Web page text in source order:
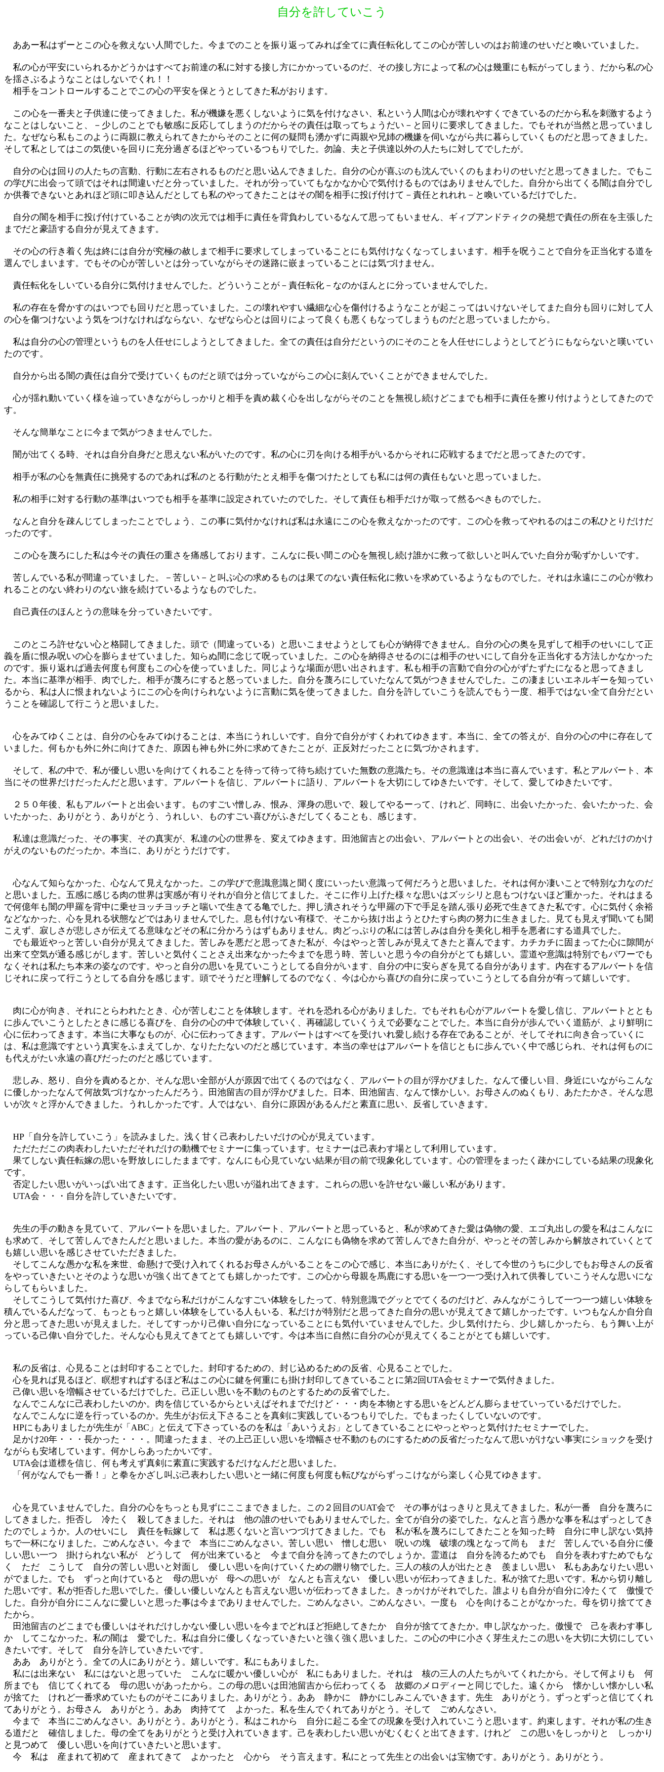
自分を許していこう
ああー私はずーとこの心を救えない人間でした。今までのことを振り返ってみれば全てに責任転化してこの心が苦しいのはお前達のせいだと喚いていました。
私の心が平安にいられるかどうかはすべてお前達の私に対する接し方にかかっているのだ、その接し方によって私の心は幾重にも転がってしまう、だから私の心
を揺さぶるようなことはしないでくれ！！
相手をコントロールすることでこの心の平安を保とうとしてきた私がおります。
この心を一番夫と子供達に使ってきました。私が機嫌を悪くしないように気を付けなさい、私という人間は心が壊れやすくできているのだから私を刺激するよう
なことはしないこと、－少しのことでも敏感に反応してしまうのだからその責任は取ってちょうだい－と回りに要求してきました。でもそれが当然と思っていまし
た。なぜなら私もこのように両親に教えられてきたからそのことに何の疑問も湧かずに両親や兄姉の機嫌を伺いながら共に暮らしていくものだと思ってきました。
そして私としてはこの気使いを回りに充分過ぎるほどやっているつもりでした。勿論、夫と子供達以外の人たちに対してでしたが。
自分の心は回りの人たちの言動、行動に左右されるものだと思い込んできました。自分の心が喜ぶのも沈んでいくのもまわりのせいだと思ってきました。でもこ
の学びに出会って頭ではそれは間違いだと分っていました。それが分っていてもなかなか心で気付けるものではありませんでした。自分から出てくる闇は自分でし
か供養できないとあれほど頭に叩き込んだとしても私のやってきたことはその闇を相手に投げ付けて－責任とれれれ－と喚いているだけでした。
自分の闇を相手に投げ付けていることが肉の次元では相手に責任を背負わしているなんて思ってもいません、ギィブアンドティクの発想で責任の所在を主張した
までだと豪語する自分が見えてきます。
その心の行き着く先は終には自分が究極の赦しまで相手に要求してしまっていることにも気付けなくなってしまいます。相手を呪うことで自分を正当化する道を
選んでしまいます。でもその心が苦しいとは分っていながらその迷路に嵌まっていることには気づけません。
責任転化をしいている自分に気付けませんでした。どういうことが－責任転化－なのかほんとに分っていませんでした。
私の存在を脅かすのはいつでも回りだと思っていました。この壊れやすい繊細な心を傷付けるようなことが起こってはいけないそしてまた自分も回りに対して人
の心を傷つけないよう気をつけなければならない、なぜなら心とは回りによって良くも悪くもなってしまうものだと思っていましたから。
私は自分の心の管理というものを人任せにしようとしてきました。全ての責任は自分だというのにそのことを人任せにしようとしてどうにもならないと嘆いてい
たのです。
自分から出る闇の責任は自分で受けていくものだと頭では分っていながらこの心に刻んでいくことができませんでした。
心が揺れ動いていく様を辿っていきながらしっかりと相手を責め裁く心を出しながらそのことを無視し続けどこまでも相手に責任を擦り付けようとしてきたので
す。
そんな簡単なことに今まで気がつきませんでした。
闇が出てくる時、それは自分自身だと思えない私がいたのです。私の心に刃を向ける相手がいるからそれに応戦するまでだと思ってきたのです。
相手が私の心を無責任に挑発するのであれば私のとる行動がたとえ相手を傷つけたとしても私には何の責任もないと思っていました。
私の相手に対する行動の基準はいつでも相手を基準に設定されていたのでした。そして責任も相手だけが取って然るべきものでした。
なんと自分を疎んじてしまったことでしょう、この事に気付かなければ私は永遠にこの心を救えなかったのです。この心を救ってやれるのはこの私ひとりだけだ
ったのです。
この心を蔑ろにした私は今その責任の重さを痛感しております。こんなに長い間この心を無視し続け誰かに救って欲しいと叫んでいた自分が恥ずかしいです。
苦しんでいる私が間違っていました。－苦しい－と叫ぶ心の求めるものは果てのない責任転化に救いを求めているようなものでした。それは永遠にこの心が救わ
れることのない終わりのない旅を続けているようなものでした。
自己責任のほんとうの意味を分っていきたいです。
このところ許せない心と格闘してきました。頭で（間違っている）と思いこませようとしても心が納得できません。自分の心の奥を見ずして相手のせいにして正
義を盾に恨み呪いの心を膨らませていました。知らぬ間に念じて呪っていました。この心を納得させるのには相手のせいにして自分を正当化する方法しかなかった
のです。振り返れば過去何度も何度もこの心を使っていました。同じような場面が思い出されます。私も相手の言動で自分の心がずたずたになると思ってきまし
た。本当に基準が相手、肉でした。相手が蔑ろにすると怒っていました。自分を蔑ろにしていたなんて気がつきませんでした。この凄まじいエネルギーを知ってい
るから、私は人に恨まれないようにこの心を向けられないように言動に気を使ってきました。自分を許していこうを読んでもう一度、相手ではない全て自分だとい
うことを確認して行こうと思いました。
心をみてゆくことは、自分の心をみてゆけることは、本当にうれしいです。自分で自分がすくわれてゆきます。本当に、全ての答えが、自分の心の中に存在して
いました。何もかも外に外に向けてきた、原因も神も外に外に求めてきたことが、正反対だったことに気づかされます。
そして、私の中で、私が優しい思いを向けてくれることを待って待って待ち続けていた無数の意識たち。その意識達は本当に喜んでいます。私とアルバート、本
当にその世界だけだったんだと思います。アルバートを信じ、アルバートに語り、アルバートを大切にしてゆきたいです。そして、愛してゆきたいです。
２５０年後、私もアルバートと出会います。ものすごい憎しみ、恨み、渾身の思いで、殺してやるーって、けれど、同時に、出会いたかった、会いたかった、会
いたかった、ありがとう、ありがとう、うれしい、ものすごい喜びがふきだしてくることも、感じます。
私達は意識だった、その事実、その真実が、私達の心の世界を、変えてゆきます。田池留吉との出会い、アルバートとの出会い、その出会いが、どれだけのかけ
がえのないものだったか。本当に、ありがとうだけです。
心なんて知らなかった、心なんて見えなかった。この学びで意識意識と聞く度にいったい意識って何だろうと思いました。それは何か凄いことで特別な力なのだ
と思いました。五感に感じる肉の世界は実感が有りそれが自分と信じてました。そこに作り上げた様々な思いはズッシリと息もつけないほど重かった。それはまる
で何億年も闇の甲羅を背中に乗せヨッチヨッチと喘いで生きてる亀でした。押し潰されそうな甲羅の下で手足を踏ん張り必死で生きてきた私です。心に気付く余裕
などなかった、心を見れる状態などではありませんでした。息も付けない有様で、そこから抜け出ようとひたすら肉の努力に生きました。見ても見えず聞いても聞
こえず、寂しさが悲しさが伝えてる意味などその私に分かろうはずもありません。肉どっぷりの私には苦しみは自分を美化し相手を悪者にする道具でした。
でも最近やっと苦しい自分が見えてきました。苦しみを悪だと思ってきた私が、今はやっと苦しみが見えてきたと喜んでます。カチカチに固まってた心に隙間が
出来て空気が通る感じがします。苦しいと気付くことさえ出来なかった今までを思う時、苦しいと思う今の自分がとても嬉しい。霊道や意識は特別でもパワーでも
なくそれは私たち本来の姿なのです。やっと自分の思いを見ていこうとしてる自分がいます、自分の中に安らぎを見てる自分があります。内在するアルバートを信
じそれに戻って行こうとしてる自分を感じます。頭でそうだと理解してるのでなく、今は心から喜びの自分に戻っていこうとしてる自分が有って嬉しいです。
肉に心が向き、それにとらわれたとき、心が苦しむことを体験します。それを恐れる心がありました。でもそれも心がアルバートを愛し信じ、アルバートととも
に歩んでいこうとしたときに感じる喜びを、自分の心の中で体験していく、再確認していくうえで必要なことでした。本当に自分が歩んでいく道筋が、より鮮明に
心に伝わってきます。本当に大事なものが、心に伝わってきます。アルバートはすべてを受けいれ愛し続ける存在であることが、そしてそれに向き合っていくに
は、私は意識ですという真実をふまえてしか、なりたたないのだと感じています。本当の幸せはアルバートを信じともに歩んでいく中で感じられ、それは何ものに
も代えがたい永遠の喜びだったのだと感じています。
悲しみ、怒り、自分を責めるとか、そんな思い全部が人が原因で出てくるのではなく、アルバートの目が浮かびました。なんて優しい目、身近にいながらこんな
に優しかったなんて何故気づけなかったんだろう。田池留吉の目が浮かびました。日本、田池留吉、なんて懐かしい。お母さんのぬくもり、あたたかさ。そんな思
いが次々と浮かんできました。うれしかったです。人ではない、自分に原因があるんだと素直に思い、反省していきます。
HP「自分を許していこう」を読みました。浅く甘く己表わしたいだけの心が見えています。
ただただこの肉表わしたいただそれだけの動機でセミナーに集っています。セミナーは己表わす場として利用しています。
果てしない責任転嫁の思いを野放しにしたままです。なんにも心見ていない結果が目の前で現象化しています。心の管理をまったく疎かにしている結果の現象化
です。
否定したい思いがいっぱい出てきます。正当化したい思いが溢れ出てきます。これらの思いを許せない厳しい私があります。
UTA会・・・自分を許していきたいです。
先生の手の動きを見ていて、アルバートを思いました。アルバート、アルバートと思っていると、私が求めてきた愛は偽物の愛、エゴ丸出しの愛を私はこんなに
も求めて、そして苦しんできたんだと思いました。本当の愛があるのに、こんなにも偽物を求めて苦しんできた自分が、やっとその苦しみから解放されていくとて
も嬉しい思いを感じさせていただきました。
そしてこんな愚かな私を来世、命懸けで受け入れてくれるお母さんがいることをこの心で感じ、本当にありがたく、そして今世のうちに少しでもお母さんの反省
をやっていきたいとそのような思いが強く出てきてとても嬉しかったです。この心から母親を馬鹿にする思いを一つ一つ受け入れて供養していこうそんな思いにな
らしてもらいました。
そしてこうして気付けた喜び、今までなら私だけがこんなすごい体験をしたって、特別意識でグッとでてくるのだけど、みんながこうして一つ一つ嬉しい体験を
積んでいるんだなって、もっともっと嬉しい体験をしている人もいる、私だけが特別だと思ってきた自分の思いが見えてきて嬉しかったです。いつもなんか自分自
分と思ってきた思いが見えました。そしてすっかり己偉い自分になっていることにも気付いていませんでした。少し気付けたら、少し嬉しかったら、もう舞い上が
っている己偉い自分でした。そんな心も見えてきてとても嬉しいです。今は本当に自然に自分の心が見えてくることがとても嬉しいです。
私の反省は、心見ることは封印することでした。封印するための、封じ込めるための反省、心見ることでした。
心を見れば見るほど、瞑想すればするほど私はこの心に鍵を何重にも掛け封印してきていることに第2回UTA会セミナーで気付きました。
己偉い思いを増幅させているだけでした。己正しい思いを不動のものとするための反省でした。
なんでこんなに己表わしたいのか。肉を信じているからといえばそれまでだけど・・・肉を本物とする思いをどんどん膨らませていっているだけでした。
なんでこんなに逆を行っているのか。先生がお伝え下さることを真剣に実践しているつもりでした。でもまったくしていないのです。
HPにもありましたが先生が「ABC」と伝えて下さっているのを私は「あいうえお」としてきていることにやっとやっと気付けたセミナーでした。
足かけ20年・・・長かった・・・。間違ったまま、その上己正しい思いを増幅させ不動のものにするための反省だったなんて思いがけない事実にショックを受け
ながらも安堵しています。何かしらあったかいです。
UTA会は道標を信じ、何も考えず真剣に素直に実践するだけなんだと思いました。
「何がなんでも一番！」と拳をかざし叫ぶ己表わしたい思いと一緒に何度も何度も転びながらずっこけながら楽しく心見てゆきます。
心を見ていませんでした。自分の心をちっとも見ずにここまできました。この２回目のUAT会で その事がはっきりと見えてきました。私が一番 自分を蔑ろに
してきました。拒否し 冷たく 殺してきました。それは 他の誰のせいでもありませんでした。全てが自分の姿でした。なんと言う愚かな事を私はずっとしてき
たのでしょうか。人のせいにし 責任を転嫁して 私は悪くないと言いつづけてきました。でも 私が私を蔑ろにしてきたことを知った時 自分に申し訳ない気持
ちで一杯になりました。ごめんなさい。今まで 本当にごめんなさい。苦しい思い 憎しむ思い 呪いの塊 破壊の塊となって尚も まだ 苦しんでいる自分に優
しい思い一つ 掛けられない私が どうして 何が出来ていると 今まで自分を誇ってきたのでしょうか。霊道は 自分を誇るためでも 自分を表わすためでもな
く ただ こうして 自分の苦しい思いと対面し 優しい思いを向けていくための贈り物でした。三人の核の人が出たとき 羨ましい思い 私もああなりたい思い
がでました。でも ずっと向けていると 母の思いが 母への思いが なんとも言えない 優しい思いが伝わってきました。私が捨てた思いです。私から切り離し
た思いです。私が拒否した思いでした。優しい優しいなんとも言えない思いが伝わってきました。きっかけがそれでした。誰よりも自分が自分に冷たくて 傲慢で
した。自分が自分にこんなに愛しいと思った事は今までありませんでした。ごめんなさい。ごめんなさい。一度も 心を向けることがなかった。母を切り捨ててき
たから。
田池留吉のどこまでも優しいはそれだけしかない優しい思いを今までどれほど拒絶してきたか 自分が捨ててきたか。申し訳なかった。傲慢で 己を表わす事し
か してこなかった。私の闇は 愛でした。私は自分に優しくなっていきたいと強く強く思いました。この心の中に小さく芽生えたこの思いを大切に大切にしてい
きたいです。そして 自分を許していきたいです。
ああ ありがとう。全ての人にありがとう。嬉しいです。私にもありました。
私には出来ない 私にはないと思っていた こんなに暖かい優しい心が 私にもありました。それは 核の三人の人たちがいてくれたから。そして何よりも 何
所までも 信じてくれてる 母の思いがあったから。この母の思いは田池留吉から伝わってくる 故郷のメロディーと同じでした。遠くから 懐かしい懐かしい私
が捨てた けれど一番求めていたものがそこにありました。ありがとう。ああ 静かに 静かにしみこんでいきます。先生 ありがとう。ずっとずっと信じてくれ
てありがとう。お母さん ありがとう。ああ 肉持てて よかった。私を生んでくれてありがとう。そして ごめんなさい。
今まで 本当にごめんなさい。ありがとう。ありがとう。私はこれから 自分に起こる全ての現象を受け入れていこうと思います。約束します。それが私の生き
る道だと 確信しました。母の全てをありがとうと受け入れていきます。己を表わしたい思いがむくむくと出てきます。けれど この思いをしっかりと しっかり
と見つめて 優しい思いを向けていきたいと思います。
今 私は 産まれて初めて 産まれてきて よかったと 心から そう言えます。私にとって先生との出会いは宝物です。ありがとう。ありがとう。